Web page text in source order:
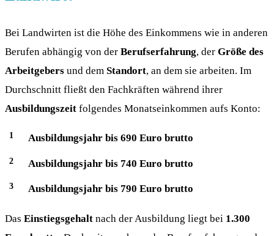
Bei Landwirten ist die Höhe des Einkommens wie in anderen
Berufen abhängig von der Berufserfahrung, der Größe des
Arbeitgebers und dem Standort, an dem sie arbeiten. Im
Durchschnitt fließt den Fachkräften während ihrer
Ausbildungszeit folgendes Monatseinkommen aufs Konto:
Ausbildungsjahr bis 690 Euro brutto
Ausbildungsjahr bis 740 Euro brutto
Ausbildungsjahr bis 790 Euro brutto
Das Einstiegsgehalt nach der Ausbildung liegt bei 1.300